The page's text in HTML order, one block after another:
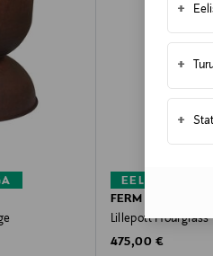
+
+
+
EELIS
FERM LIVING
Lillepott Hourglass
Original Price
475,00 €